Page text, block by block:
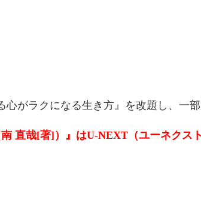
がラクになる生き方』を改題し、一部
直哉[著]）』はU-NEXT（ユーネクス